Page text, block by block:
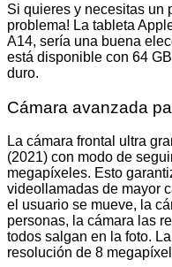
Si quieres y necesitas un
problema! La tableta
A14, sería una buena
está disponible con 64
duro.
Cámara avanzada
La cámara frontal ultra
(2021) con modo de
megapíxeles. Esto
videollamadas de mayor
el usuario se mueve, la
personas, la cámara las
todos salgan en la foto.
resolución de 8